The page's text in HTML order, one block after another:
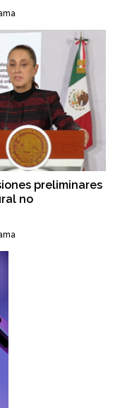
preliminares
no